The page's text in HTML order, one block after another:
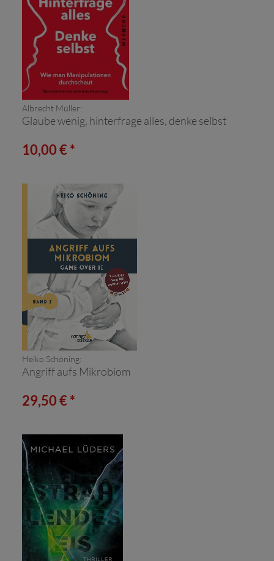
Albrecht Müller:
Glaube wenig, hinterfrage alles, denke selbst
10,00 € *
Heiko Schöning:
Angriff aufs Mikrobiom
29,50 € *